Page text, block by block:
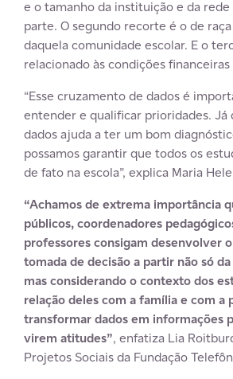
e o tamanho da instituição e da rede
parte. O segundo recorte é o de
daquela comunidade escolar. E o
relacionado às condições financeiras
“Esse cruzamento de dados é
entender e qualificar prioridades. Já
dados ajuda a ter um bom
possamos garantir que todos os
de fato na escola”, explica Maria
“Achamos de extrema importância
públicos, coordenadores
professores consigam desenvolver
tomada de decisão a partir não só
mas considerando o contexto dos
relação deles com a família e com a
transformar dados em informações
virem atitudes”, enfatiza Lia
Projetos Sociais da Fundação